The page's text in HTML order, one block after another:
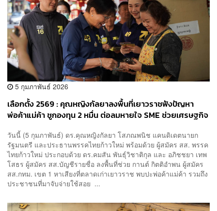
5 กุมภาพันธ์ 2026
เลือกตั้ง 2569 : คุณหญิงกัลยาลงพื้นที่เยาวราชฟังปัญหา
พ่อค้าแม่ค้า ชูกองทุน 2 หมื่น ต่อลมหายใจ SME ช่วยเศรษฐกิจ
วันนี้ (5 กุมภาพันธ์) ดร.คุณหญิงกัลยา โสภณพนิช แคนดิเดตนายก
รัฐมนตรี และประธานพรรคไทยก้าวใหม่ พร้อมด้วย ผู้สมัคร สส. พรรค
ไทยก้าวใหม่ ประกอบด้วย ดร.คมสัน พันธุ์วิชาติกุล และ อภิชชยา เทพ
โสธร ผู้สมัคร สส.บัญชีรายชื่อ ลงพื้นที่ช่วย กานต์ กิตติอำพน ผู้สมัคร
สส.กทม. เขต 1 หาเสียงที่ตลาดเก่าเยาวราช พบปะพ่อค้าแม่ค้า รวมถึง
ประชาชนที่มาจับจ่ายใช้สอย ...